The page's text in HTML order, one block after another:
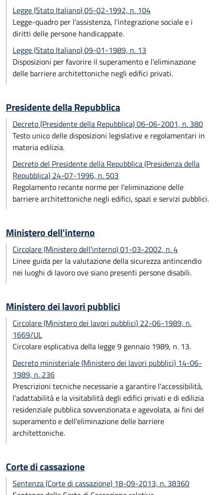
Legge (Stato Italiano) 05-02-1992, n. 104
Legge-quadro per l'assistenza, l'integrazione sociale e i
diritti delle persone handicappate.
Legge (Stato Italiano) 09-01-1989, n. 13
Disposizioni per favorire il superamento e l'eliminazione
delle barriere architettoniche negli edifici privati.
Presidente della Repubblica
Decreto (Presidente della Repubblica) 06-06-2001, n. 380
Testo unico delle disposizioni legislative e regolamentari in
materia edilizia.
Decreto del Presidente della Repubblica (Presidenza della
Repubblica) 24-07-1996, n. 503
Regolamento recante norme per l'eliminazione delle
barriere architettoniche negli edifici, spazi e servizi pubblici.
Ministero dell'interno
Circolare (Ministero dell'interno) 01-03-2002, n. 4
Linee guida per la valutazione della sicurezza antincendio
nei luoghi di lavoro ove siano presenti persone disabili.
Ministero dei lavori pubblici
Circolare (Ministero dei lavori pubblici) 22-06-1989, n.
1669/UL
Circolare esplicativa della legge 9 gennaio 1989, n. 13.
Decreto ministeriale (Ministero dei lavori pubblici) 14-06-
1989, n. 236
Prescrizioni tecniche necessarie a garantire l'accessibilità,
l'adattabilità e la visitabilità degli edifici privati e di edilizia
residenziale pubblica sovvenzionata e agevolata, ai fini del
superamento e dell'eliminazione delle barriere
architettoniche.
Corte di cassazione
Sentenza (Corte di cassazione) 18-09-2013, n. 38360